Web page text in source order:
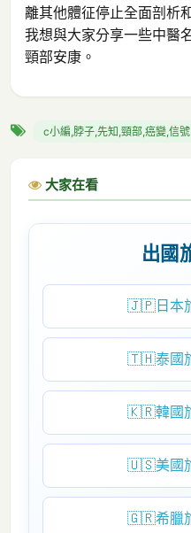
離其他體征停止全面剖析
我想與大家分享一些中醫
頸部安康。
c小編,脖子,先知,頸部,癌變,信號
大家在看
出國
🇯🇵 日本
🇹🇭泰國
🇰🇷韓國
🇺🇸美國
🇬🇷希臘